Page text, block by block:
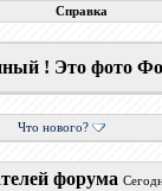
Справка
! Это фото
Что нового?
форума